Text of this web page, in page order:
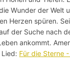
Wunder der Welt
Herzen spüren.
der Suche nach
ankommt.
Lied: Für die Sterne